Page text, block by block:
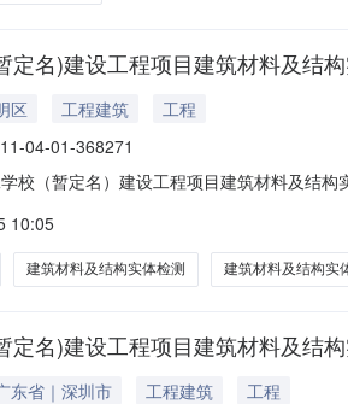
定名)建设工程项目建筑材料及结
区 工程建筑
工程
04-01-368271
校（暂定名）建设工程项目建筑材料及结
标段名称：薯田埔第二学校（暂定名）建
10:05
建筑材料及结构实体检测 建筑材料及结构实
定名)建设工程项目建筑材料及结
东省｜深圳市 工程建筑
工程